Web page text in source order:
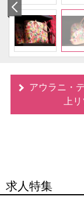
アウラニ・
上
求人特集